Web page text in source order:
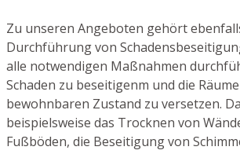
Zu unseren Angeboten gehört
Durchführung von
alle notwendigen Maßnahmen
Schaden zu beseitigenm und die
bewohnbaren Zustand zu versetzen.
beispielsweise das Trocknen von
Fußböden, die Beseitigung von